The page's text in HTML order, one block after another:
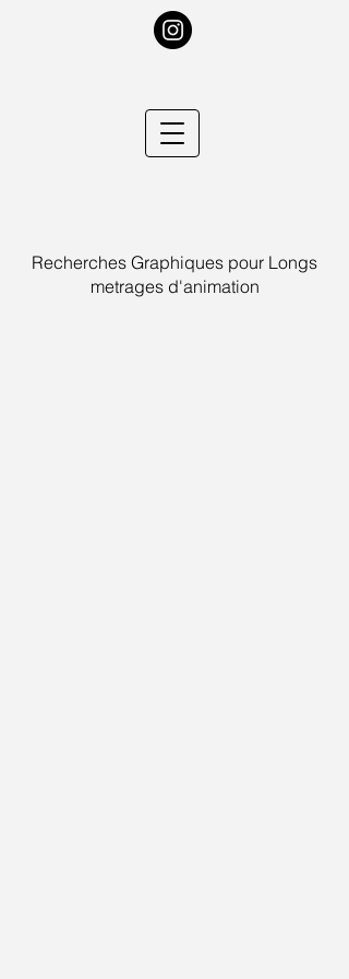
Recherches Graphiques pour Longs
metrages d'animation